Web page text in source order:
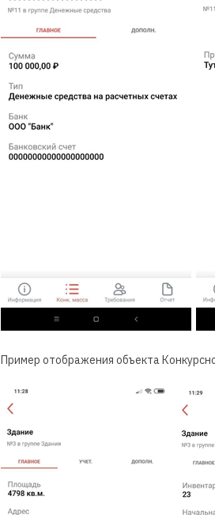
Пример отображения объекта